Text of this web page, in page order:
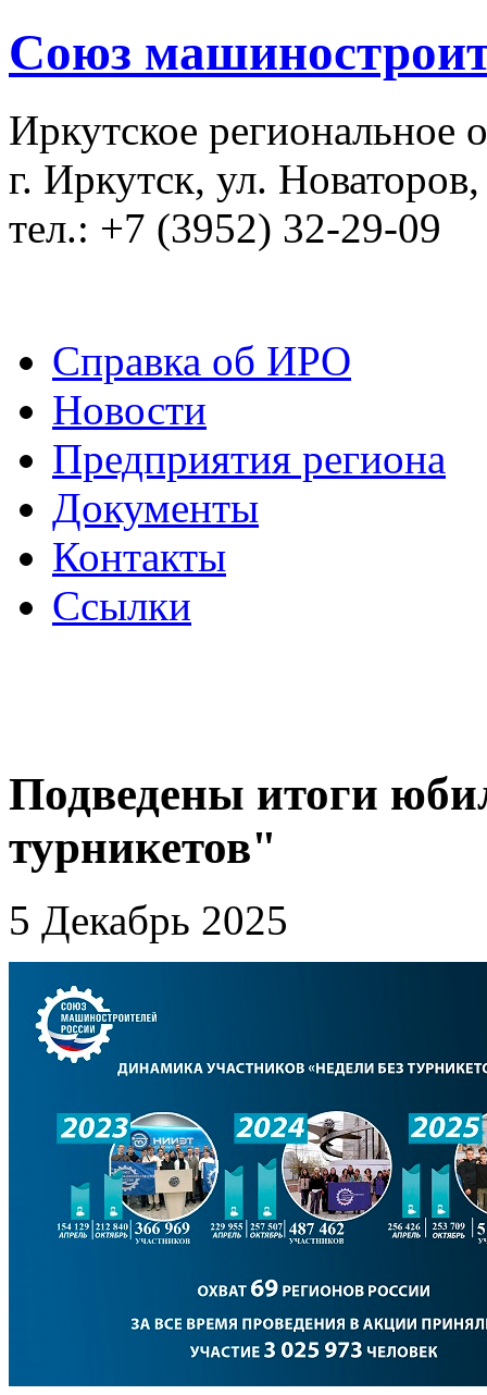
Союз
Иркутское региональное
г. Иркутск, ул.
тел.: +7 (3952) 32-29-09
Справка об ИРО
Новости
Предприятия региона
Документы
Контакты
Ссылки
Подведены итоги
турникетов"
5 Декабрь 2025